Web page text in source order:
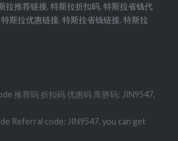
拉推荐链接,特斯拉折扣码,特斯拉省钱代
特斯拉优惠链接, 特斯拉省钱链接,特斯拉
推荐码 折扣码 优惠码 库胖码: JIN9547,
Referral code: JIN9547. you can get